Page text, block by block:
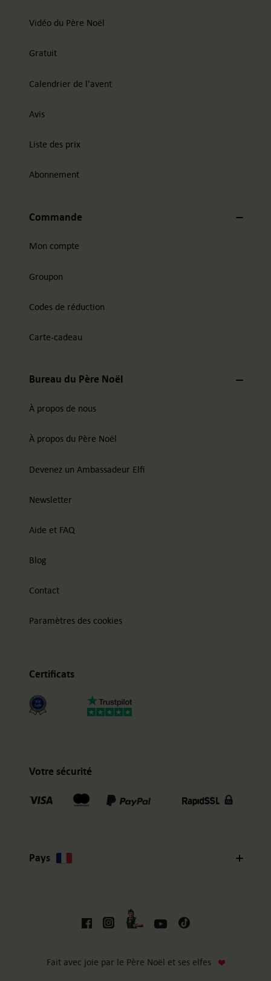
Vidéo du Père Noël
Gratuit
Calendrier de l'avent
Avis
Liste des prix
Abonnement
Commande
Mon compte
Groupon
Codes de réduction
Carte-cadeau
Bureau du Père Noël
À propos de nous
À propos du Père Noël
Devenez un Ambassadeur Elfi
Newsletter
Aide et FAQ
Blog
Contact
Paramètres des cookies
Certificats
Votre sécurité
Pays
Fait avec joie par le Père Noël et ses elfes